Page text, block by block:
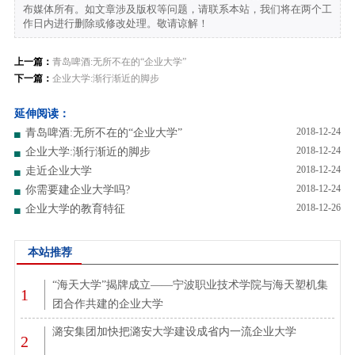
布媒体所有。如文章涉及版权等问题，请联系本站，我们将在两个工
作日内进行删除或修改处理。敬请谅解！
上一篇： 青岛啤酒:无所不在的“企业大学”
下一篇： 企业大学:渐行渐近的脚步
延伸阅读：
2018-12-24
青岛啤酒:无所不在的“企业大学”
2018-12-24
企业大学:渐行渐近的脚步
2018-12-24
走近企业大学
2018-12-24
你需要建企业大学吗?
2018-12-26
企业大学的教育特征
本站推荐
1
“海天大学”揭牌成立——宁波职业技术学院与海天塑机集
团合作共建的企业大学
2
潞安集团加快把潞安大学建设成省内一流企业大学